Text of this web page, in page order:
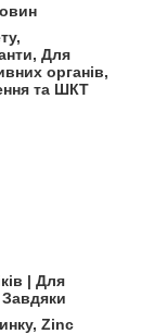
Для
органів,
та ШКТ
| Для
Завдяки
Zinc